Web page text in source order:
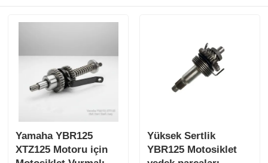
Motosiklet egzoz borusu
Motosiklet Kilidi
Yamaha YBR125
XTZ125 Motoru için
Yüksek Sertlik
YBR125 Motosiklet